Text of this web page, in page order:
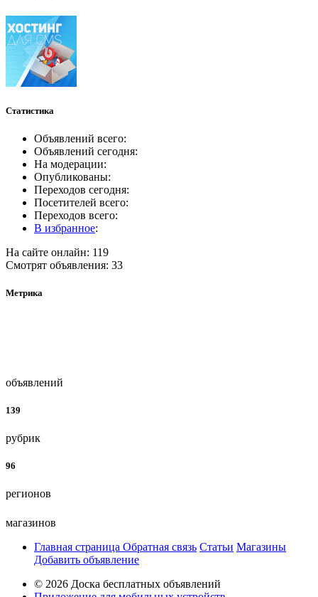
Статистика
Объявлений всего:
Объявлений сегодня:
На модерации:
Опубликованы:
Переходов сегодня:
Посетителей всего:
Переходов всего:
В избранное:
На сайте онлайн: 119
Смотрят объявления: 33
Метрика
объявлений
139
рубрик
96
регионов
магазинов
Главная страница Обратная связь Статьи Магазины
Добавить объявление
© 2026 Доска бесплатных объявлений